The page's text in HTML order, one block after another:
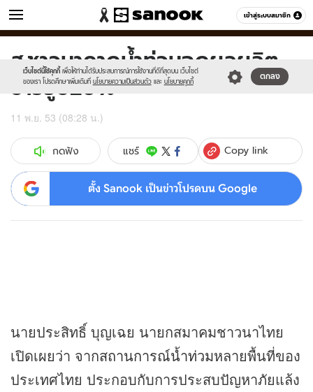
เข้าสู่ระบบสมาชิก
ข่าว หมวดอื่นๆ
เว็บไซต์นี้ใช้คุกกี้ เพื่อให้ท่านได้รับประสบการณ์การใช้งานที่ดีที่สุดบน เว็บไซต์
ของเรา โปรดศึกษาเพิ่มเติมที่ นโยบายความเป็นส่วนตัว และ นโยบายคุกกี้
ตกลง
Sanook
//s.isanook.com/sr/0/images/logo-
new-
sanook.png
600
60
ส.ชาวนาคาดน้ำท่วมฉุดผลผลิต
ข้าววูบ20%
11 พ.ย. 53 (08:28 น.)
กดฟัง แชร์ Copy link
ตั้ง Sanook เป็นข่าวโปรดบน Google
นายประสิทธิ์ บุญเฉย นายกสมาคมชาวนาไทย
เปิดเผยว่า จากสถานการณ์น้ำท่วมหลายพื้นที่ของ
ประเทศไทย ประกอบกับการประสบปัญหาภัยแล้ง